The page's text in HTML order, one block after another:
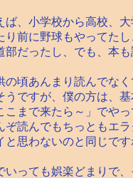
、小学校から高校、
り前に野球もやってた
だったし、でも、本も
頃あんまり読んでな
うですが、僕の方は、
こまで来たら～」でや
ぞ読んでもちっともエ
思わないのと同じです
っても娯楽どまりで